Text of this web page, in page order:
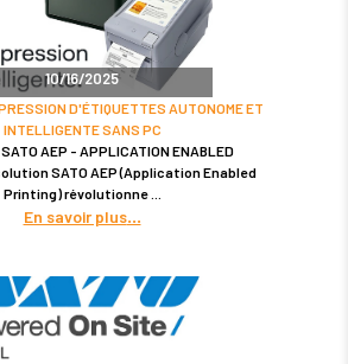
10/16/2025
D'ÉTIQUETTES AUTONOME ET
INTELLIGENTE SANS PC
AEP - APPLICATION ENABLED
SATO AEP (Application Enabled
Printing) révolutionne
En savoir plus